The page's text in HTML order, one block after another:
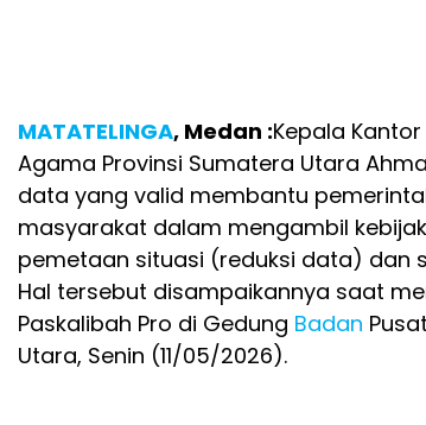
MATATELINGA, Medan :Kepala
Agama Provinsi Sumatera Utara
data yang valid membantu
masyarakat dalam mengambil
pemetaan situasi (reduksi data) dan
Hal tersebut disampaikannya saat
Paskalibah Pro di Gedung Badan
Utara, Senin (11/05/2026).